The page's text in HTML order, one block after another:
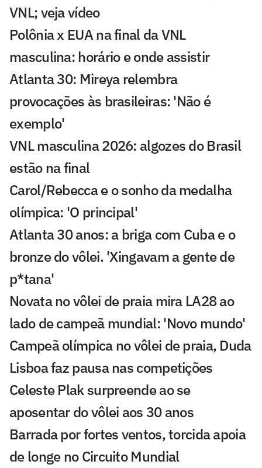
VNL; veja vídeo
Polônia x EUA na final da VNL
masculina: horário e onde assistir
Atlanta 30: Mireya relembra
provocações às brasileiras: 'Não é
exemplo'
VNL masculina 2026: algozes do Brasil
estão na final
Carol/Rebecca e o sonho da medalha
olímpica: 'O principal'
Atlanta 30 anos: a briga com Cuba e o
bronze do vôlei. 'Xingavam a gente de
p*tana'
Novata no vôlei de praia mira LA28 ao
lado de campeã mundial: 'Novo mundo'
Campeã olímpica no vôlei de praia, Duda
Lisboa faz pausa nas competições
Celeste Plak surpreende ao se
aposentar do vôlei aos 30 anos
Barrada por fortes ventos, torcida apoia
de longe no Circuito Mundial